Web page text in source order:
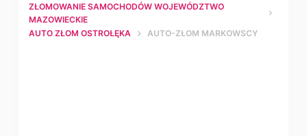
ZŁOMOWANIE SAMOCHODÓW WOJEWÓDZTWO
MAZOWIECKIE
AUTO ZŁOM OSTROŁĘKA
AUTO-ZŁOM MARKOWSCY